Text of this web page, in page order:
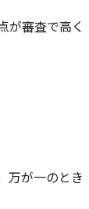
が審査で高く
万が一のとき